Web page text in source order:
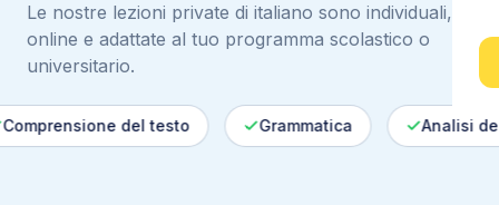
Le nostre lezioni private di italiano sono individuali,
online e adattate al tuo programma scolastico o
universitario.
del testo Grammatica Analisi del